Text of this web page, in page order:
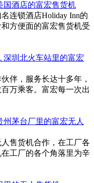
国酒店的富宏售货机
连锁酒店Holiday Inn的
方便面的富宏售货机受
深圳北火车站里的富宏
伴，服务长达十多年，
万乘客。富宏每一次出
州茅台厂里的富宏无人
售货机合作，在工厂各
工厂的各个角落里为辛